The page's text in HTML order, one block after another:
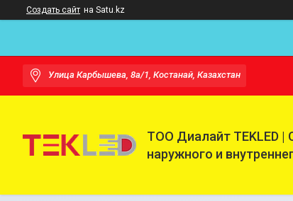
Создать сайт на Satu.kz
Улица Карбышева, 8а/1, Костанай, Казахстан
ТОО Диалайт TEKLED |
наружного и